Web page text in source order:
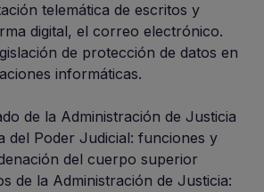
telemática de escritos y
digital, el correo electrónico.
de protección de datos en
informáticas.
de la Administración de Justicia
del Poder Judicial: funciones y
del cuerpo superior
de la Administración de Justicia: